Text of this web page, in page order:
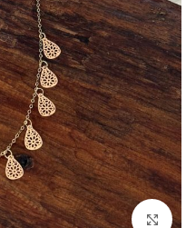
بزرگنمایی تصویر